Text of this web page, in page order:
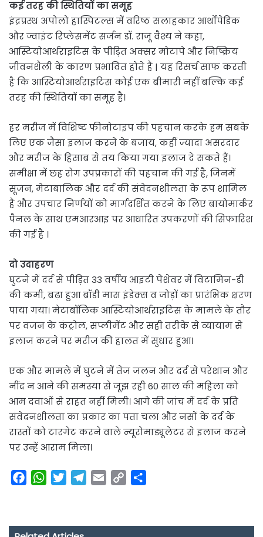
कई तरह की स्थितियों का समूह
इंद्रप्रस्थ अपोलो हास्पिटल्स में वरिष्ठ सलाहकार आर्थोपेडिक
और ज्वाइंट रिप्लेसमेंट सर्जन डॉ. राजू वैश्य ने कहा,
आस्टियोआर्थराइटिस के पीड़ित अक्सर मोटापे और निष्क्रिय
जीवनशैली के कारण प्रभावित होते हैं | यह रिसर्च साफ करती
है कि आस्टियोआर्थराइटिस कोई एक बीमारी नहीं बल्कि कई
तरह की स्थितियों का समूह है।
हर मरीज में विशिष्ट फीनोटाइप की पहचान करके हम सबके
लिए एक जैसा इलाज करने के बजाय, कहीं ज्यादा असरदार
और मरीज के हिसाब से तय किया गया इलाज दे सकते हैं।
समीक्षा में छह रोग उपप्रकारों की पहचान की गई है, जिनमें
सूजन, मेटाबालिक और दर्द की संवेदनशीलता के रूप शामिल
हैं और उपचार निर्णयों को मार्गदर्शित करने के लिए बायोमार्कर
पैनल के साथ एमआरआइ पर आधारित उपकरणों की सिफारिश
की गई है ।
दो उदाहरण
घुटने में दर्द से पीड़ित 33 वर्षीय आइटी पेशेवर में विटामिन-डी
की कमी, बढ़ा हुआ बॉडी मास इंडेक्स व जोड़ों का प्रारंभिक क्षरण
पाया गया। मेटाबॉलिक आस्टियोआर्थराइटिस के मामले के तौर
पर वजन के कंट्रोल, सप्लीमेंट और सही तरीके से व्यायाम से
इलाज करने पर मरीज की हालत में सुधार हुआ।
एक और मामले में घुटने में तेज जलन और दर्द से परेशान और
नींद न आने की समस्या से जूझ रही 60 साल की महिला को
आम दवाओं से राहत नहीं मिली। आगे की जांच में दर्द के प्रति
संवेदनशीलता का प्रकार का पता चला और नसों के दर्द के
रास्तों को टारगेट करने वाले न्यूरोमाड्यूलेटर से इलाज करने
पर उन्हें आराम मिला।
e
W
t
t
e
i
y
r